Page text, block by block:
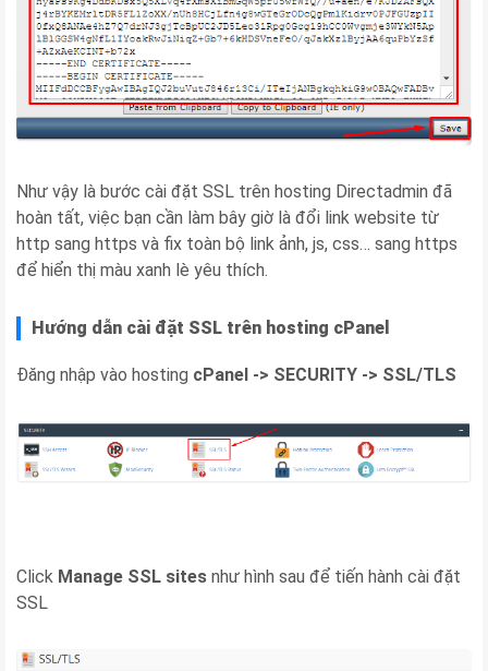
Như vậy là bước cài đặt SSL trên hosting Directadmin đã
hoàn tất, việc bạn cần làm bây giờ là đổi link website từ
http sang https và fix toàn bộ link ảnh, js, css… sang https
để hiển thị màu xanh lè yêu thích.
Hướng dẫn cài đặt SSL trên hosting cPanel
Đăng nhập vào hosting cPanel -> SECURITY -> SSL/TLS
Click Manage SSL sites như hình sau để tiến hành cài đặt
SSL